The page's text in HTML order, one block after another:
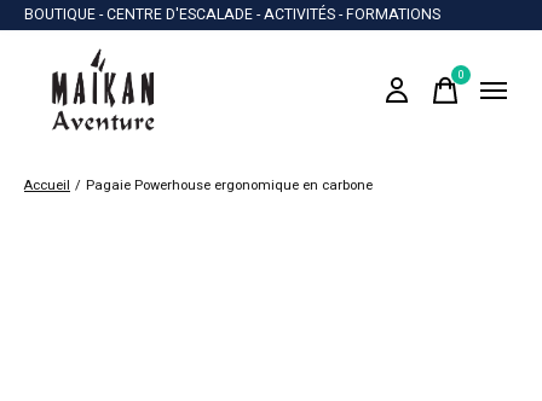
BOUTIQUE - CENTRE D'ESCALADE - ACTIVITÉS - FORMATIONS
0items
Accueil / Pagaie Powerhouse ergonomique en carbone